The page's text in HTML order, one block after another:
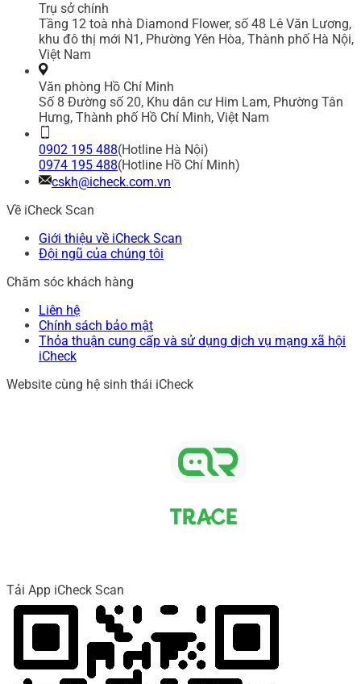
Trụ sở chính
Tầng 12 toà nhà Diamond Flower, số 48 Lê Văn Lương,
khu đô thị mới N1, Phường Yên Hòa, Thành phố Hà Nội,
Việt Nam
Văn phòng Hồ Chí Minh
Số 8 Đường số 20, Khu dân cư Him Lam, Phường Tân
Hưng, Thành phố Hồ Chí Minh, Việt Nam
0902 195 488(Hotline Hà Nội)
0974 195 488(Hotline Hồ Chí Minh)
cskh@icheck.com.vn
Về iCheck Scan
Giới thiệu về iCheck Scan
Đội ngũ của chúng tôi
Chăm sóc khách hàng
Liên hệ
Chính sách bảo mật
Thỏa thuận cung cấp và sử dụng dịch vụ mạng xã hội
iCheck
Website cùng hệ sinh thái iCheck
Tải App iCheck Scan